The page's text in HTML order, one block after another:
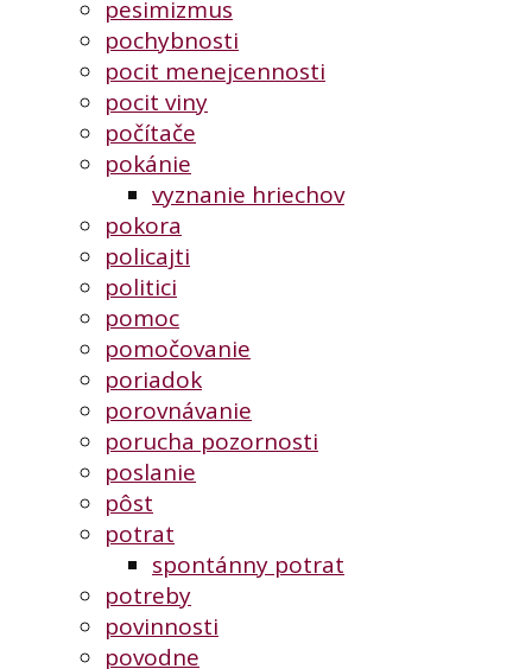
pesimizmus
pochybnosti
pocit menejcennosti
pocit viny
počítače
pokánie
vyznanie hriechov
pokora
policajti
politici
pomoc
pomočovanie
poriadok
porovnávanie
porucha pozornosti
poslanie
pôst
potrat
spontánny potrat
potreby
povinnosti
povodne